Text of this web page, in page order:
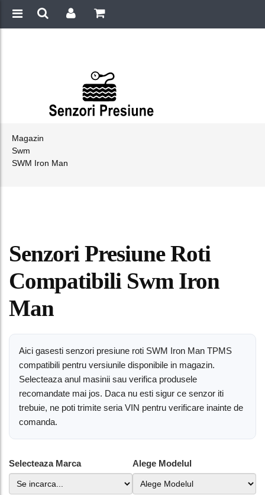
Magazin
Swm
SWM Iron Man
Senzori Presiune Roti
Compatibili Swm Iron
Man
Aici gasesti senzori presiune roti SWM Iron Man TPMS
compatibili pentru versiunile disponibile in magazin.
Selecteaza anul masinii sau verifica produsele
recomandate mai jos. Daca nu esti sigur ce senzor iti
trebuie, ne poti trimite seria VIN pentru verificare inainte de
comanda.
Selecteaza Marca Alege Modelul